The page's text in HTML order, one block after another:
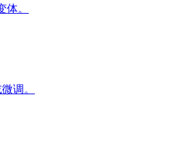
。
调。